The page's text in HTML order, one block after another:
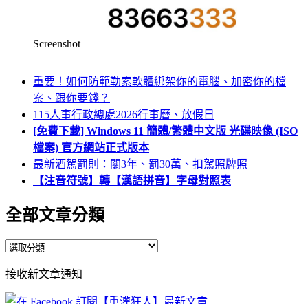
Screenshot
重要！如何防範勒索軟體綁架你的電腦、加密你的檔
案、跟你要錢？
115人事行政總處2026行事曆、放假日
[免費下載] Windows 11 簡體/繁體中文版 光碟映像 (ISO
檔案) 官方網站正式版本
最新酒駕罰則：關3年、罰30萬、扣駕照牌照
【注音符號】轉【漢語拼音】字母對照表
全部文章分類
全
文
章
接收新文章通知